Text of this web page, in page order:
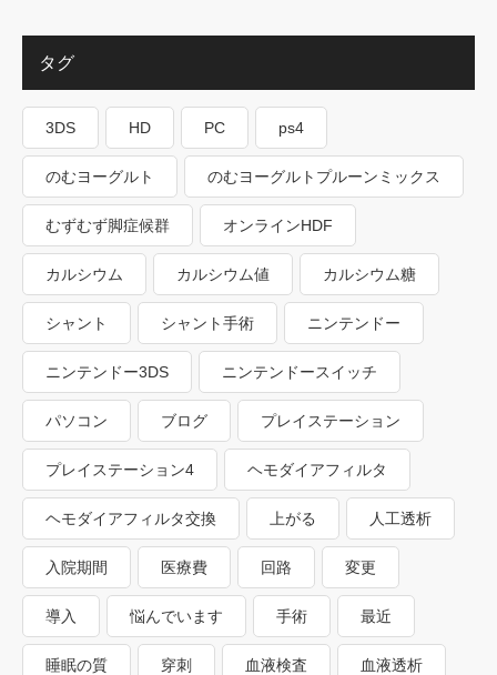
タグ
3DS HD PC ps4
のむヨーグルト のむヨーグルトプルーンミックス
むずむず脚症候群 オンラインHDF
カルシウム カルシウム値 カルシウム糖
シャント シャント手術 ニンテンドー
ニンテンドー3DS ニンテンドースイッチ
パソコン ブログ プレイステーション
プレイステーション4 ヘモダイアフィルタ
ヘモダイアフィルタ交換 上がる 人工透析
入院期間 医療費 回路 変更
導入 悩んでいます 手術 最近
睡眠の質 穿刺 血液検査 血液透析